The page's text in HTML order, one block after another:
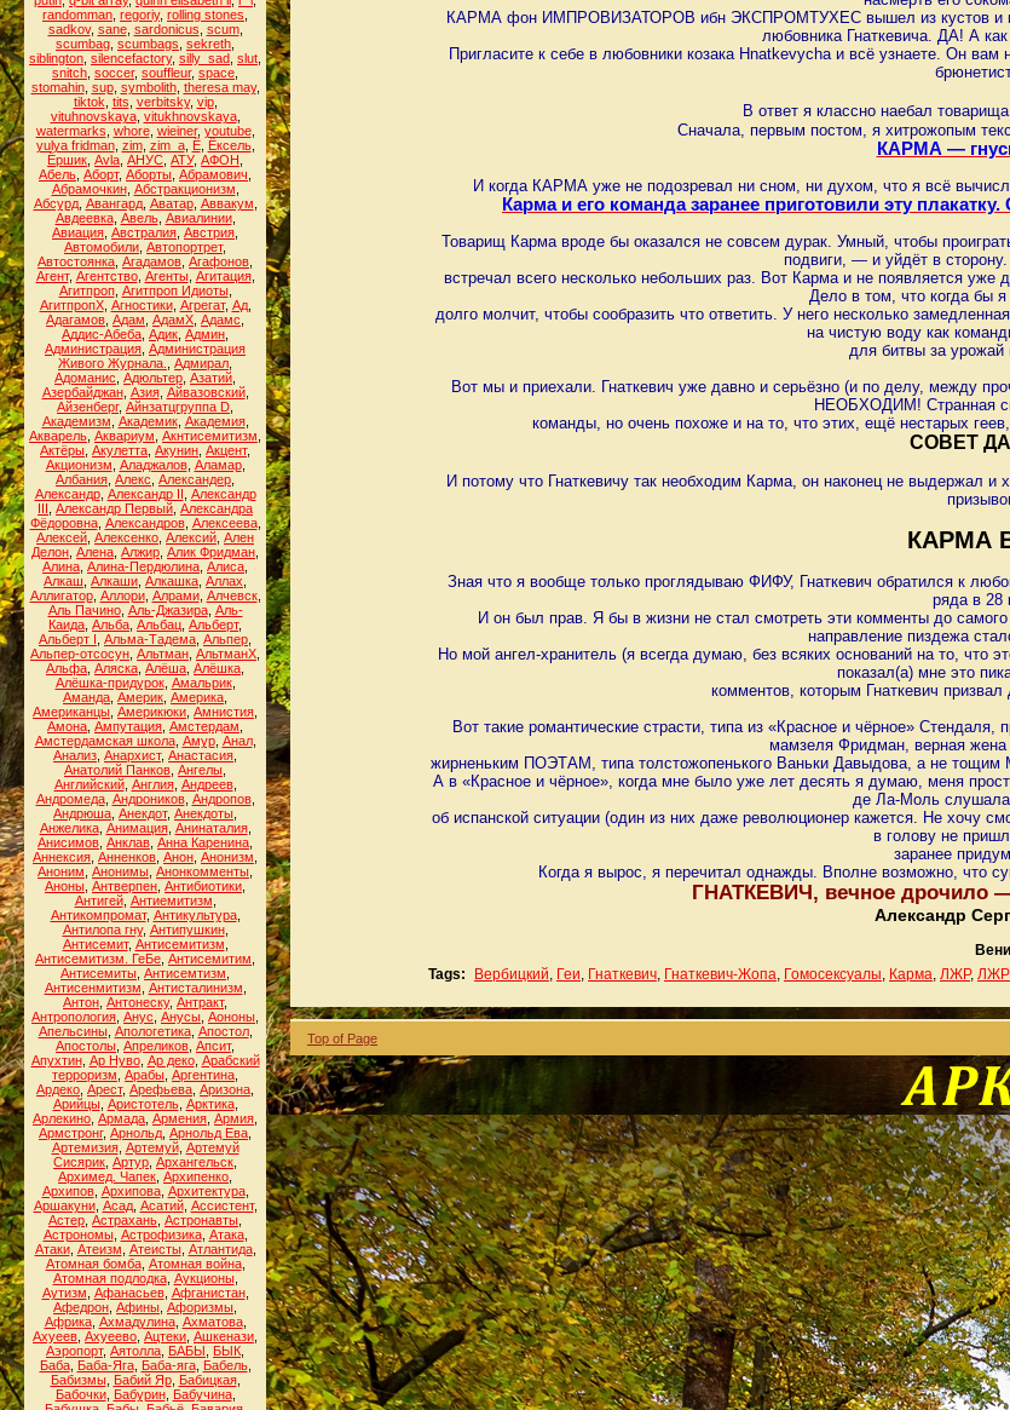
randomman regoriy, rolling stones
sadkov, sane, sardonicus scum,
scumbag scumbags sekreth
siblington silencefactory, silly_sad slut
snitch soccer, souffleur, space
stomahin, sup, symbolith, theresa may,
tiktok tits verbitsky, vip,
vituhnovskaya, vitukhnovskaya,
watermarks whore, wieiner, youtube,
yulya fridman, zim, zim_a, Ё, Ёксель,
Ёршик Аvla АНУС АТУ, АФОН
Абель Аборт, Аборты Абрамович
Абрамочкин, Абстракционизм
Абсурд, Авангард, Аватар, Аввакум
Авдеевка, Авель, Авиалинии,
Авиация Австралия Австрия
Автомобили Автопортрет,
Автостоянка Агадамов Агафонов
Агент, Агентство, Агенты, Агитация,
Агитпроп, Агитпроп Идиоты,
АгитпропХ, Агностики, Агрегат, Ад,
Адагамов Адам АдамХ Адамс
Аддис-Абеба Адик Админ
Администрация Администрация
Живого Журнала.
Адмирал
Адоманис Адюльтер Азатий
Азербайджан, Азия, Айвазовский,
Айзенберг, Айнзатцгруппа D
Академизм Академик, Академия,
Акварель Аквариум Акнтисемитизм
Актёры Акулетта Акунин Акцент,
Акционизм Аладжалов, Аламар,
Албания Алекс Александер
Александр, Александр II Александр
III Александр Первый Александра
Фёдоровна, Александров, Алексеева,
Алексей Алексенко Алексий Ален
Делон Алена Алжир Алик Фридман
Алина Алина-Пердюлина Алиса
Алкаш Алкаши Алкашка Аллах
Аллигатор, Аллори, Алрами, Алчевск,
Аль Пачино, Аль-Джазира, Аль-
Каида Альба Альбац Альберт,
Альберт I Альма-Тадема Альпер
Альпер-отсосун Альтман АльтманХ
Альфа Аляска Алёша Алёшка
Алёшка-придурок, Амальрик,
Аманда Америк Америка
Американцы Америкюки Амнистия
Амона Ампутация Амстердам
Амстердамская школа, Амур, Анал,
Анализ Анархист, Анастасия
Анатолий Панков Ангелы
Английский, Англия, Андреев,
Андромеда, Андроников, Андропов,
Андрюша Анекдот, Анекдоты
Анжелика, Анимация, Анинаталия,
Анисимов Анклав Анна Каренина
Аннексия Анненков Анон Анонизм
Аноним Анонимы Анонкомменты
Аноны Антверпен Антибиотики
Антигей, Антиемитизм
Антикомпромат, Антикультура,
Антилопа гну, Антипушкин,
Антисемит, Антисемитизм
Антисемитизм. ГеБе Антисемитим
Антисемиты Антисемтизм
Антисенмитизм Антисталинизм
Антон Антонеску, Антракт,
Антропология Анус Анусы Аононы
Апельсины, Апологетика, Апостол,
Апостолы Апреликов Апсит,
Апухтин, Ар Нуво, Ар деко, Арабский
терроризм Арабы Аргентина
Ардеко Арест, Арефьева Аризона
Арийцы, Аристотель, Арктика,
Арлекино Армада Армения Армия
Армстронг, Арнольд Арнольд Ева
Артемизия, Артемуй, Артемуй
Сисярик Артур Архангельск
Архимед. Чапек Архипенко
Архипов, Архипова, Архитектура,
Аршакуни, Асад, Асатий, Ассистент,
Астер Астрахань Астронавты
Астрономы, Астрофизика, Атака,
Атаки, Атеизм Атеисты, Атлантида,
Атомная бомба, Атомная война,
Атомная подлодка, Аукционы,
Аутизм Афанасьев, Афганистан,
Афедрон Афины Афоризмы
Африка, Ахмадулина, Ахматова,
Ахуеев Ахуеево Ацтеки Ашкенази
Аэропорт, Аятолла БАБЫ БЫК
Баба, Баба-Яга, Баба-яга, Бабель,
Бабизмы, Бабий Яр, Бабицкая,
Бабочки, Бабурин, Бабучина,
КАРМА фон ИМПРОВИЗАТОРОВ ибн ЭКСПРОМТУХЕС вышел из кустов и
любовника Гнаткевича. ДА! А
Пригласите к себе в любовники козака Hnatkevycha и всё узнаете. Он вам
В ответ я классно наебал товарища
Сначала, первым постом, я хитрожопым
КАРМА —
И когда КАРМА уже не подозревал ни сном, ни духом, что я всё
Карма и его команда заранее приготовили эту
Товарищ Карма вроде бы оказался не совсем дурак. Умный, чтобы
подвиги, — и уйдёт в
встречал всего несколько небольших раз. Вот Карма и не появляется
Дело в том, что когда бы
долго молчит, чтобы сообразить что ответить. У него несколько
на чистую воду как
для битвы за
Вот мы и приехали. Гнаткевич уже давно и серьёзно (и по делу, между
НЕОБХОДИМ! Странная
команды, но очень похоже и на то, что этих, ещё нестарых
СОВЕТ
И потому что Гнаткевичу так необходим Карма, он наконец не выдержал
КАРМА
Зная что я вообще только проглядываю ФИФУ, Гнаткевич обратился к
ряда в 28
И он был прав. Я бы в жизни не стал смотреть эти комменты до
направление пиздежа
Но мой ангел-хранитель (я всегда думаю, без всяких оснований на то, что
показал(а) мне это
комментов, которым Гнаткевич
Вот такие романтические страсти, типа из «Красное и чёрное»
мамзеля Фридман, верная жена
жирненьким ПОЭТАМ, типа толстожопенького Ваньки Давыдова, а не
А в «Красное и чёрное», когда мне было уже лет десять я думаю, меня
де Ла-Моль
об испанской ситуации (один из них даже революционер кажется. Не хочу
в голову не
заранее
Когда я вырос, я перечитал однажды. Вполне возможно, что
ГНАТКЕВИЧ, вечное дрочило
Александр
Tags:
Вербицкий, Геи, Гнаткевич, Гнаткевич-Жопа, Гомосексуалы, Карма, ЛЖР,
Top of Page